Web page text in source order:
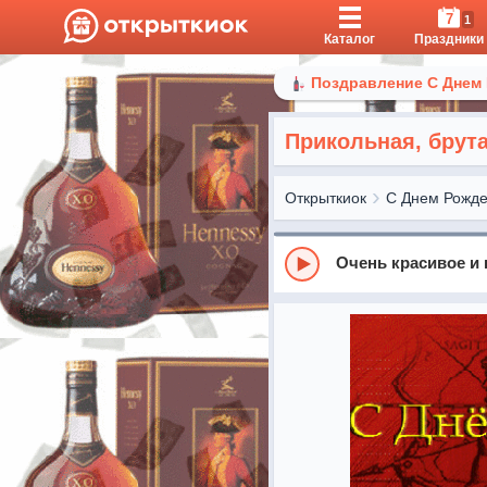
Каталог
7 1
Праздники
Поздравление С
Прикольная,
Открыткиок С Днем
Очень красивое и